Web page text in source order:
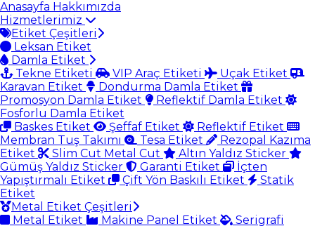
Anasayfa Hakkımızda
Hizmetlerimiz
Etiket Çeşitleri
Leksan Etiket
Damla Etiket
Tekne Etiketi
VIP Araç Etiketi
Uçak Etiket
Karavan Etiket
Dondurma Damla Etiket
Promosyon Damla Etiket
Reflektif Damla Etiket
Fosforlu Damla Etiket
Baskes Etiket
Şeffaf Etiket
Reflektif Etiket
Membran Tuş Takımı
Tesa Etiket
Rezopal Kazıma
Etiket
Slim Cut Metal Cut
Altın Yaldız Sticker
Gümüş Yaldız Sticker
Garanti Etiket
İçten
Yapıştırmalı Etiket
Çift Yön Baskılı Etiket
Statik
Etiket
Metal Etiket Çeşitleri
Metal Etiket
Makine Panel Etiket
Serigrafi